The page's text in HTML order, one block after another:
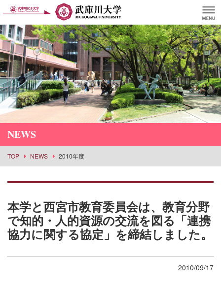
NEWS
TOP NEWS 2010年度
本学と西宮市教育委員会は、教育分野
で知的・人的資源の交流を図る「連携
協力に関する協定」を締結しました。
2010/09/17